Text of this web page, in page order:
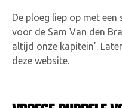
De ploeg liep op met
voor de Sam Van den
altijd onze kapitein’.
deze website.